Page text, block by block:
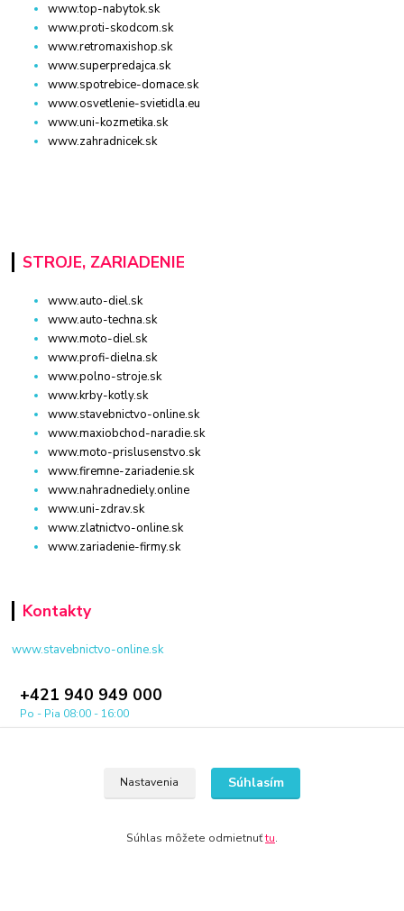
www.top-nabytok.sk
www.proti-skodcom.sk
www.retromaxishop.sk
www.superpredajca.sk
www.spotrebice-domace.sk
www.osvetlenie-svietidla.eu
www.uni-kozmetika.sk
www.zahradnicek.sk
STROJE, ZARIADENIE
www.auto-diel.sk
www.auto-techna.sk
www.moto-diel.sk
www.profi-dielna.sk
www.polno-stroje.sk
www.krby-kotly.sk
www.stavebnictvo-online.sk
www.maxiobchod-naradie.sk
www.moto-prislusenstvo.sk
www.firemne-zariadenie.sk
www.nahradnediely.online
www.uni-zdrav.sk
www.zlatnictvo-online.sk
www.zariadenie-firmy.sk
Kontakty
www.stavebnictvo-online.sk
+421 940 949 000
Po - Pia 08:00 - 16:00
Nastavenia Súhlasím
Súhlas môžete odmietnuťtu.